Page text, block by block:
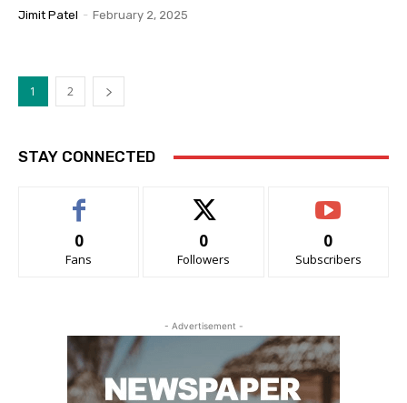
Jimit Patel - February 2, 2025
1 2
STAY CONNECTED
0
Fans
0
Followers
0
Subscribers
- Advertisement -